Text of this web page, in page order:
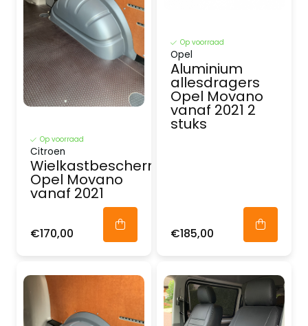
Op voorraad
Citroen
Wielkastbescherming
Opel Movano
vanaf 2021
€170,00
Op voorraad
Opel
Aluminium
allesdragers
Opel Movano
vanaf 2021 2
stuks
€185,00